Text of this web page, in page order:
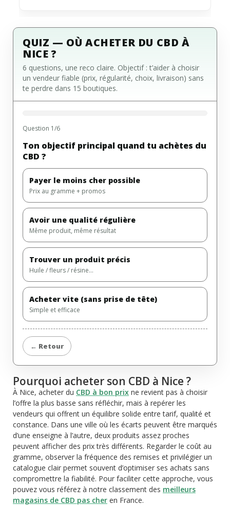
QUIZ — OÙ ACHETER DU CBD À
NICE ?
6 questions, une reco claire. Objectif : t’aider à choisir
un vendeur fiable (prix, régularité, choix, livraison) sans
te perdre dans 15 boutiques.
Question 1/6
Ton objectif principal quand tu achètes du
CBD ?
Payer le moins cher possible
Prix au gramme + promos
Avoir une qualité régulière
Même produit, même résultat
Trouver un produit précis
Huile / fleurs / résine…
Acheter vite (sans prise de tête)
Simple et efficace
← Retour
Pourquoi acheter son CBD à Nice ?
À Nice, acheter du CBD à bon prix ne revient pas à choisir
l’offre la plus basse sans réfléchir, mais à repérer les
vendeurs qui offrent un équilibre solide entre tarif, qualité et
constance. Dans une ville où les écarts peuvent être marqués
d’une enseigne à l’autre, deux produits assez proches
peuvent afficher des prix très différents. Regarder le coût au
gramme, observer la fréquence des remises et privilégier un
catalogue clair permet souvent d’optimiser ses achats sans
compromettre la fiabilité. Pour faciliter cette approche, vous
pouvez vous référez à notre classement des meilleurs
magasins de CBD pas cher en France.